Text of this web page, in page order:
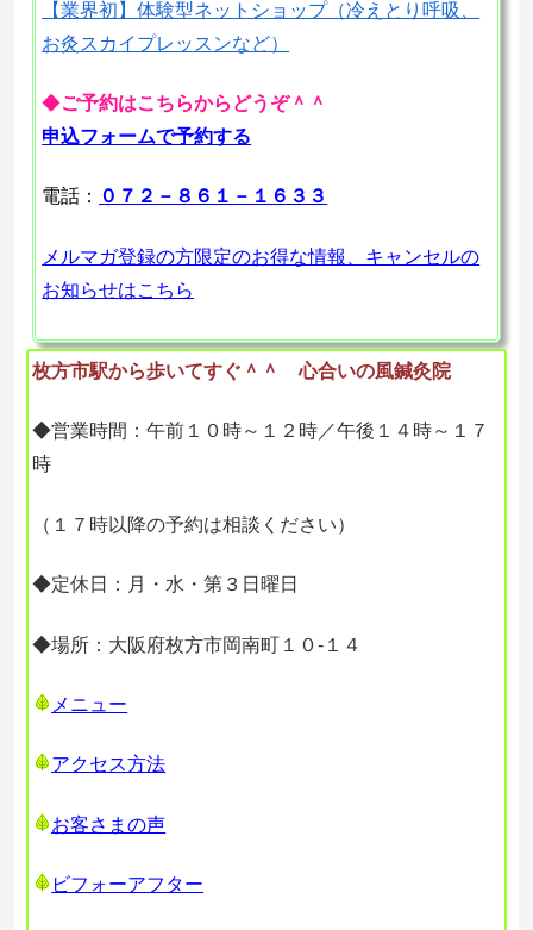
【業界初】体験型ネットショップ（冷えとり呼吸、
お灸スカイプレッスンなど）
◆ご予約はこちらからどうぞ＾＾
申込フォームで予約する
電話： ０７２－８６１－１６３３
メルマガ登録の方限定のお得な情報、キャンセルの
お知らせはこちら
枚方市駅から歩いてすぐ＾＾ 心合いの風鍼灸院
◆営業時間：午前１０時～１２時／午後１４時～１７
時
（１７時以降の予約は相談ください）
◆定休日：月・水・第３日曜日
◆場所：大阪府枚方市岡南町１０-１４
メニュー
アクセス方法
お客さまの声
ビフォーアフター